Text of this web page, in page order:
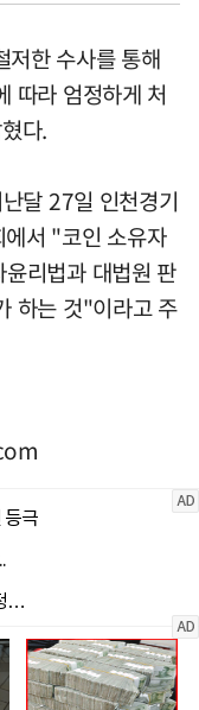
저한 수사를 통해
따라 엄정하게 처
다.
달 27일 인천경기
서 "코인 소유자
리법과 대법원 판
하는 것"이라고 주